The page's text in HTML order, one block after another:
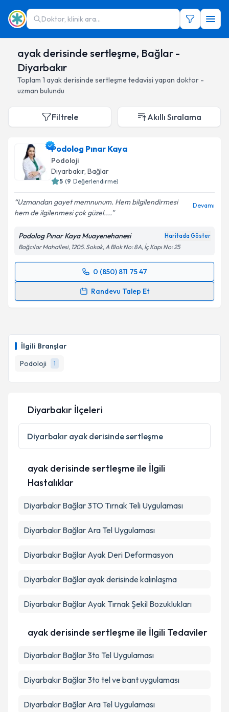
Doktor, klinik ara...
ayak derisinde sertleşme, Bağlar -
Diyarbakır
Toplam 1 ayak derisinde sertleşme tedavisi yapan doktor -
uzman bulundu
İlgili Branşlar
Podoloji
1
Filtrele Akıllı Sıralama
Podolog Pınar Kaya
Podoloji
Diyarbakır, Bağlar
5 (9 Değerlendirme)
Uzmandan gayet memnunum. Hem bilgilendirmesi
hem de ilgilenmesi çok güzel....
Devamı
Podolog Pınar Kaya Muayenehanesi Haritada Göster
Bağcılar Mahallesi, 1205. Sokak, A Blok No: 8A, İç Kapı No: 25
0 (850) 811 75 47
Randevu Talep Et
Randevu Takvimi Talebi
E-posta Adresiniz
Kişisel verilerimin işlenmesine ilişkin
Metni'ni okudum ve kişisel verilerimin belirtilen
kapsamda işlenmesini kabul ediyorum.
Diyarbakır İlçeleri
Diyarbakır ayak derisinde sertleşme
ayak derisinde sertleşme ile İlgili
Hastalıklar
Diyarbakır Bağlar 3TO Tırnak Teli Uygulaması
Diyarbakır Bağlar Ara Tel Uygulaması
Diyarbakır Bağlar Ayak Deri Deformasyon
Diyarbakır Bağlar ayak derisinde kalınlaşma
Diyarbakır Bağlar Ayak Tırnak Şekil Bozuklukları
ayak derisinde sertleşme ile İlgili Tedaviler
Diyarbakır Bağlar 3to Tel Uygulaması
Diyarbakır Bağlar 3to tel ve bant uygulaması
Diyarbakır Bağlar Ara Tel Uygulaması